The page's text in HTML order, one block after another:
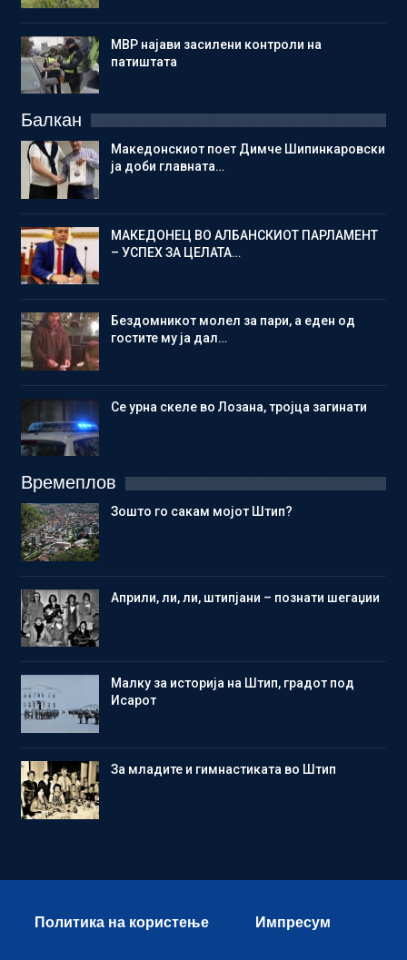
МВР најави засилени контроли на
патиштата
Балкан
Македонскиот поет Димче Шипинкаровски
ја доби главната…
МАКЕДОНЕЦ ВО АЛБАНСКИОТ ПАРЛАМЕНТ
– УСПЕХ ЗА ЦЕЛАТА…
Бездомникот молел за пари, а еден од
гостите му ја дал…
Се урна скеле во Лозана, тројца загинати
Времеплов
Зошто го сакам мојот Штип?
Aприли, ли, ли, штипјани – познати шегаџии
Малку за историја на Штип, градот под
Исарот
Зa младите и гимнастиката во Штип
Политика на користење Импресум